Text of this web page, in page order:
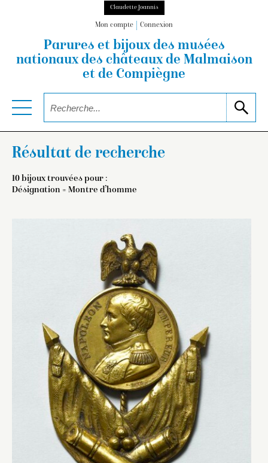
Claudette Joannis
Mon compte Connexion
Parures et bijoux des musées
nationauxdes châteaux de Malmaison
et de Compiègne
Résultat de recherche
10 bijoux trouvées pour :
Désignation = Montre d’homme